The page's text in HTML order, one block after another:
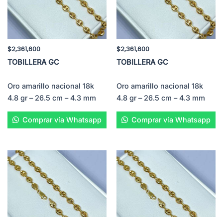
$2,361,600
TOBILLERA GC
Oro amarillo nacional 18k
4.8 gr – 26.5 cm – 4.3 mm
Comprar vía Whatsapp
$2,361,600
TOBILLERA GC
Oro amarillo nacional 18k
4.8 gr – 26.5 cm – 4.3 mm
Comprar vía Whatsapp